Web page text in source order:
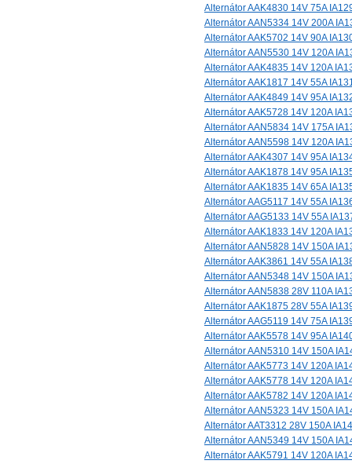
Alternátor AAK4830 14V 75A
Alternátor AAN5334 14V 200A
Alternátor AAK5702 14V 90A
Alternátor AAN5530 14V 120A
Alternátor AAK4835 14V 120A
Alternátor AAK1817 14V 55A
Alternátor AAK4849 14V 95A
Alternátor AAK5728 14V 120A
Alternátor AAN5834 14V 175A
Alternátor AAN5598 14V 120A
Alternátor AAK4307 14V 95A
Alternátor AAK1878 14V 95A
Alternátor AAK1835 14V 65A
Alternátor AAG5117 14V 55A
Alternátor AAG5133 14V 55A
Alternátor AAK1833 14V 120A
Alternátor AAN5828 14V 150A
Alternátor AAK3861 14V 55A
Alternátor AAN5348 14V 150A
Alternátor AAN5838 28V 110A
Alternátor AAK1875 28V 55A
Alternátor AAG5119 14V 75A
Alternátor AAK5578 14V 95A
Alternátor AAN5310 14V 150A
Alternátor AAK5773 14V 120A
Alternátor AAK5778 14V 120A
Alternátor AAK5782 14V 120A
Alternátor AAN5323 14V 150A
Alternátor AAT3312 28V 150A
Alternátor AAN5349 14V 150A
Alternátor AAK5791 14V 120A